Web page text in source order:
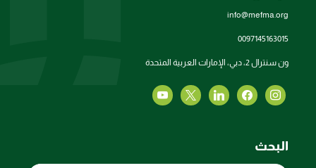
info@mefma.org
0097145163015
ون سنترال 2، دبي، الإمارات العربية المتحدة
البحث